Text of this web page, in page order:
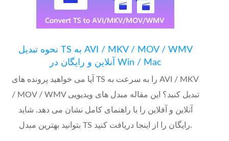
نحوه تبدیل TS به AVI / MKV / MOV / WMV
آنلاین و رایگان در Win / Mac
آیا می خواهید پرونده های TS را به سرعت به AVI / MKV
/ MOV / WMV تبدیل کنید؟ این مقاله مبدل های ویدیویی
آنلاین و آفلاین را با راهنمای کامل نشان می دهد. شاید
بتوانید بهترین مبدل TS رایگان را از اینجا دریافت کنید.